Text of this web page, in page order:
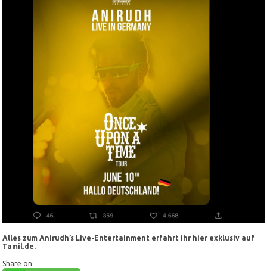
Alles zum Anirudh’s Live-Entertainment erfahrt ihr hier exklusiv auf
Tamil.de.
Share on: